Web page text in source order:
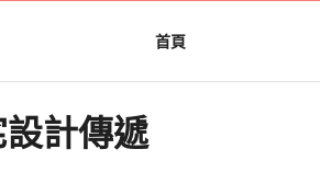
首頁
計傳遞